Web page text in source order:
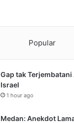
Popular
Gap tak
Israel
1 hour ago
Medan: Anekdot